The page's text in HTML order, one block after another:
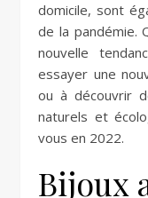
domicile, sont
de la pandémie.
nouvelle
essayer une
ou à découvrir
naturels et
vous en 2022.
Bijoux